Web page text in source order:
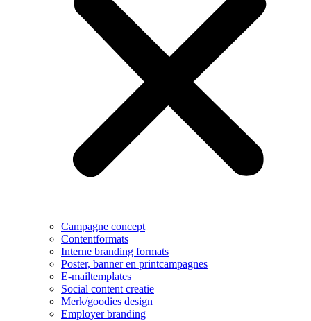
Campagne concept
Contentformats
Interne branding formats
Poster, banner en printcampagnes
E-mailtemplates
Social content creatie
Merk/goodies design
Employer branding